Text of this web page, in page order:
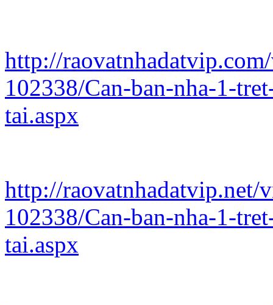
http://
102338/Can-ban-nha-1-
tai.aspx
http://raovatnhadatvip.net/
102338/Can-ban-nha-1-
tai.aspx